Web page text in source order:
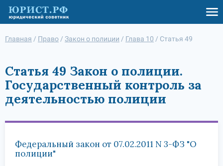
Главная / Право / Закон о полиции / Глава 10 / Статья 49
Статья 49 Закон о полиции.
Государственный контроль за
деятельностью полиции
Федеральный закон от 07.02.2011 N 3-ФЗ "О
полиции"